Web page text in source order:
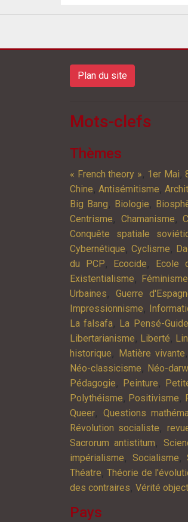
Plan du site
Mots-clefs
Thèmes
« French theory », 1er Mai,
Chine, Antisémitisme,
Big Bang, Biologie,
Centrisme, Chamanisme,
Conquête spatiale
Cybernétique, Cyclisme,
du PCP, Ecocide, Ecole
Existentialisme, Féminisme
Urbaines,Guerre
Impressionnisme,
La falsafa, La Pensé-Guide
Libertarianisme, Liberté,
historique, Matière vivante,
Néo-classicisme, Néo-
Pédagogie, Peinture,
Polythéisme, Positivisme,
Queer, Questions
Révolution socialiste,
Sacrorum antistitum,
impérialisme, Socialisme,
Théatre,Théorie de
des contraires, Vérité
Pays